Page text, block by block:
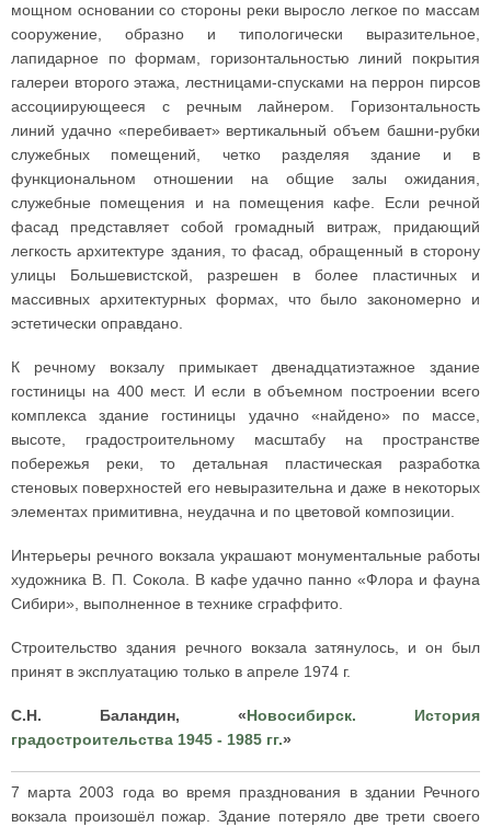
мощном основании со стороны реки выросло легкое по массам
сооружение, образно и типологически выразительное,
лапидарное по формам, горизонтальностью линий покрытия
галереи второго этажа, лестницами-спусками на перрон пирсов
ассоциирующееся с речным лайнером. Горизонтальность
линий удачно «перебивает» вертикальный объем башни-рубки
служебных помещений, четко разделяя здание и в
функциональном отношении на общие залы ожидания,
служебные помещения и на помещения кафе. Если речной
фасад представляет собой громадный витраж, придающий
легкость архитектуре здания, то фасад, обращенный в сторону
улицы Большевистской, разрешен в более пластичных и
массивных архитектурных формах, что было закономерно и
эстетически оправдано.
К речному вокзалу примыкает двенадцатиэтажное здание
гостиницы на 400 мест. И если в объемном построении всего
комплекса здание гостиницы удачно «найдено» по массе,
высоте, градостроительному масштабу на пространстве
побережья реки, то детальная пластическая разработка
стеновых поверхностей его невыразительна и даже в некоторых
элементах примитивна, неудачна и по цветовой композиции.
Интерьеры речного вокзала украшают монументальные работы
художника В. П. Сокола. В кафе удачно панно «Флора и фауна
Сибири», выполненное в технике сграффито.
Строительство здания речного вокзала затянулось, и он был
принят в эксплуатацию только в апреле 1974 г.
С.Н. Баландин, «Новосибирск. История
градостроительства 1945 - 1985 гг.»
7 марта 2003 года во время празднования в здании Речного
вокзала произошёл пожар. Здание потеряло две трети своего